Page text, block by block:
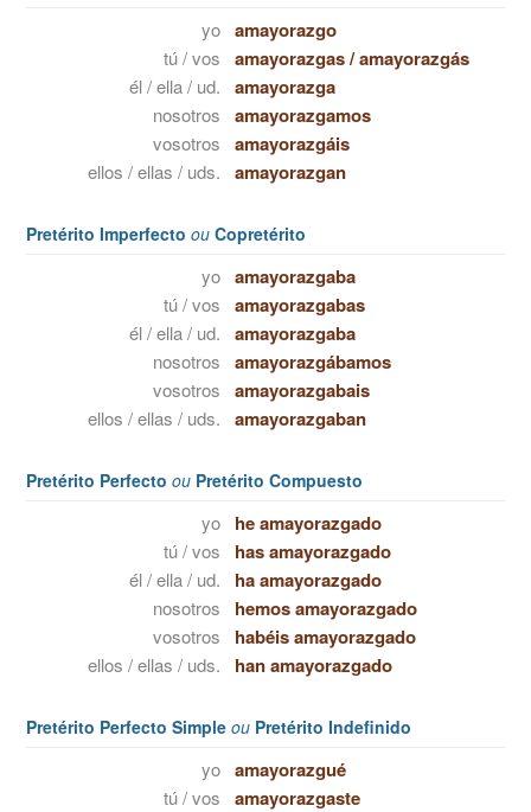
yo amayorazgo
tú / vos amayorazgas/amayorazgás
él / ella / ud. amayorazga
nosotros amayorazgamos
vosotros amayorazgáis
ellos / ellas / uds. amayorazgan
Pretérito Imperfecto ou Copretérito
yo amayorazgaba
tú / vos amayorazgabas
él / ella / ud. amayorazgaba
nosotros amayorazgábamos
vosotros amayorazgabais
ellos / ellas / uds. amayorazgaban
Pretérito Perfecto ou Pretérito Compuesto
yo he amayorazgado
tú / vos has amayorazgado
él / ella / ud. ha amayorazgado
nosotros hemos amayorazgado
vosotros habéis amayorazgado
ellos / ellas / uds. han amayorazgado
Pretérito Perfecto Simple ou Pretérito Indefinido
yo amayorazgué
tú / vos amayorazgaste